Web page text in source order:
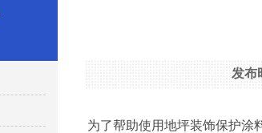
发布
为了帮助使用地坪装饰保护涂